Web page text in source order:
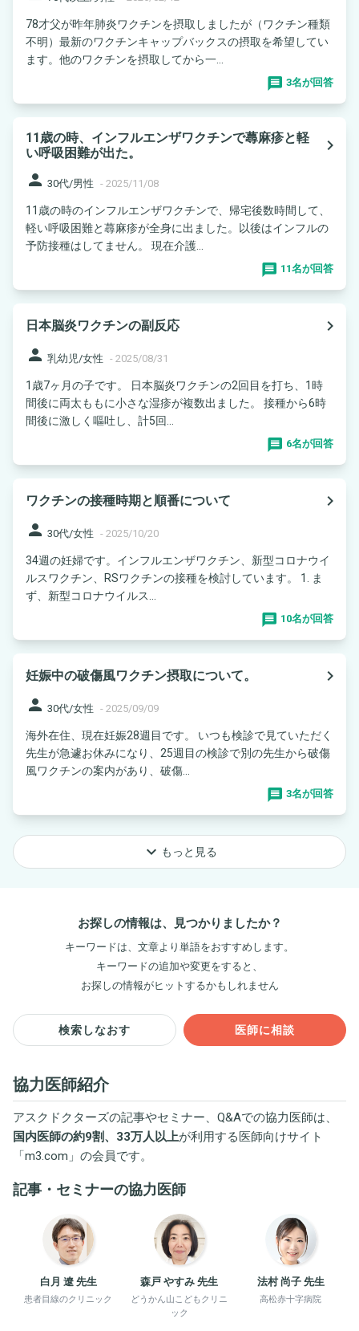
78才父が昨年肺炎ワクチンを摂取しましたが（ワクチン種類
不明）最新のワクチンキャップバックスの摂取を希望してい
ます。他のワクチンを摂取してから一...
3名が回答
11歳の時、インフルエンザワクチンで蕁麻疹と軽
い呼吸困難が出た。
navigate_next
person 30代/男性 - 2025/11/08
11歳の時のインフルエンザワクチンで、帰宅後数時間して、
軽い呼吸困難と蕁麻疹が全身に出ました。以後はインフルの
予防接種はしてません。 現在介護...
11名が回答
日本脳炎ワクチンの副反応
navigate_next
person 乳幼児/女性 - 2025/08/31
1歳7ヶ月の子です。 日本脳炎ワクチンの2回目を打ち、1時
間後に両太ももに小さな湿疹が複数出ました。 接種から6時
間後に激しく嘔吐し、計5回...
6名が回答
ワクチンの接種時期と順番について
navigate_next
person 30代/女性 - 2025/10/20
34週の妊婦です。インフルエンザワクチン、新型コロナウイ
ルスワクチン、RSワクチンの接種を検討しています。 1. ま
ず、新型コロナウイルス...
10名が回答
妊娠中の破傷風ワクチン摂取について。
navigate_next
person 30代/女性 - 2025/09/09
海外在住、現在妊娠28週目です。 いつも検診で見ていただく
先生が急遽お休みになり、25週目の検診で別の先生から破傷
風ワクチンの案内があり、破傷...
3名が回答
keyboard_arrow_down もっと見る
お探しの情報は、見つかりましたか？
キーワードは、文章より単語をおすすめします。
キーワードの追加や変更をすると、
お探しの情報がヒットするかもしれません
検索しなおす 医師に相談
協力医師紹介
アスクドクターズの記事やセミナー、Q&Aでの協力医師は、
国内医師の約9割、33万人以上が利用する医師向けサイト
「m3.com 」の会員です。
記事・セミナーの協力医師
白月 遼 先生
患者目線のクリニック
森戸 やすみ 先生
どうかん山こどもクリニ
ック
法村 尚子 先生
高松赤十字病院